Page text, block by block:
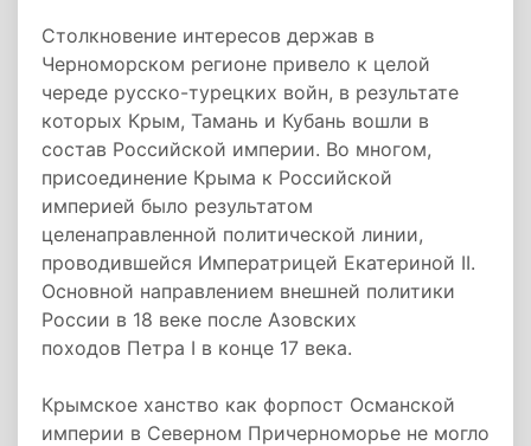
Столкновение интересов держав в
Черноморском регионе привело к целой
череде русско-турецких войн, в результате
которых Крым, Тамань и Кубань вошли в
состав Российской империи. Во многом,
присоединение Крыма к Российской
империей было результатом
целенаправленной политической линии,
проводившейся Императрицей Екатериной II.
Основной направлением внешней политики
России в 18 веке после Азовских
походов Петра I в конце 17 века.
Крымское ханство как форпост Османской
империи в Северном Причерноморье не могло